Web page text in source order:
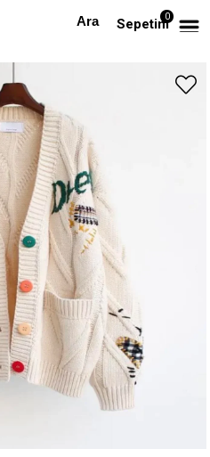
Sepetim0
Detaylı Beyaz Hırka